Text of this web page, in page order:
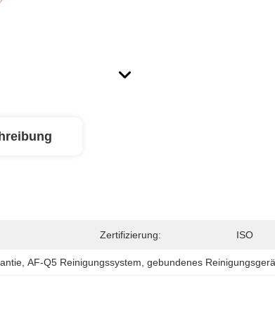
Zertifizierung: ISO
AF-Q5 Reinigungssystem gebundenes